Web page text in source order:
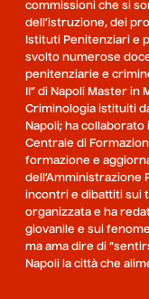
commissioni che si
dell’istruzione, dei
Istituti Penitenziari e
svolto numerose
penitenziarie e
II” di Napoli Master
Criminologia istituiti
Napoli; ha
Centrale di
formazione e
dell’Amministrazione
incontri e dibattiti sui
organizzata e ha
giovanile e sui
ma ama dire di
Napoli la città che